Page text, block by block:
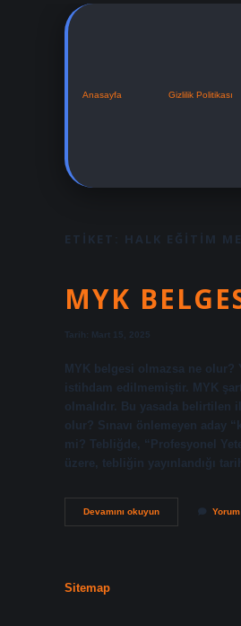
Anasayfa Gizlilik Politikası
ETIKET: HALK EĞITIM
MYK
Tarih: Mart 15, 2025
MYK belgesi olmazsa ne
istihdam edilmemiştir. MYK
olmalıdır. Bu yasada belirtilen
olur? Sınavı önlemeyen aday
mi? Tebliğde, “Profesyonel
üzere, tebliğin yayınlandığı
Devamını okuyunMyk
Belgesi
Sitemap